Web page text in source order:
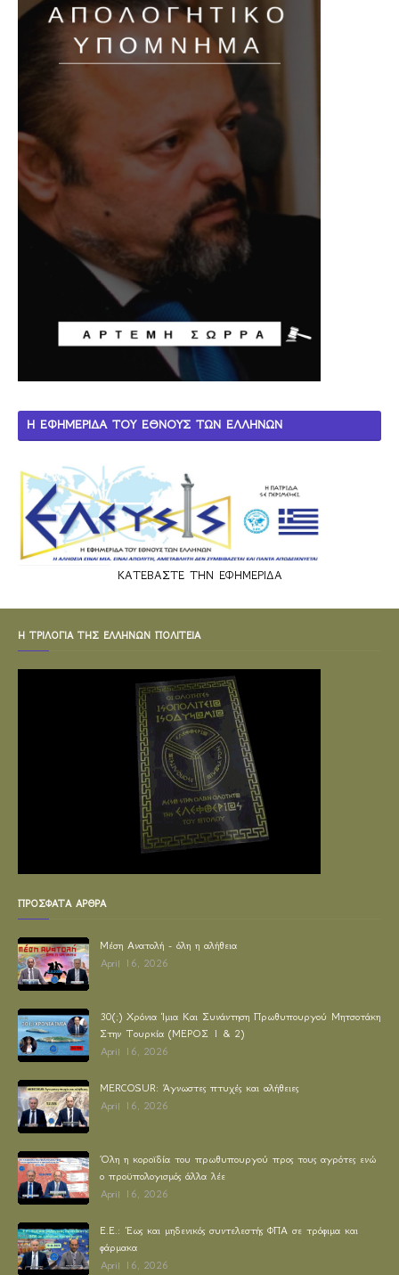
Η ΕΦΗΜΕΡΙΔΑ ΤΟΥ ΕΘΝΟΥΣ ΤΩΝ ΕΛΛΗΝΩΝ
ΚΑΤΕΒΑΣΤΕ ΤΗΝ ΕΦΗΜΕΡΙΔΑ
Η ΤΡΙΛΟΓΙΑ ΤΗΣ ΕΛΛΗΝΩΝ ΠΟΛΙΤΕΙΑ
ΠΡΟΣΦΑΤΑ ΑΡΘΡΑ
Μέση Ανατολή - όλη η αλήθεια
April 16, 2026
30(;) Χρόνια Ίμια Και Συνάντηση Πρωθυπουργού Μητσοτάκη
Στην Τουρκία (ΜΕΡΟΣ 1 & 2)
April 16, 2026
MERCOSUR: Άγνωστες πτυχές και αλήθειες
April 16, 2026
Όλη η κοροϊδία του πρωθυπουργού προς τους αγρότες ενώ
ο προϋπολογισμός άλλα λέε
April 16, 2026
E.E.: Έως και μηδενικός συντελεστής ΦΠΑ σε τρόφιμα και
φάρμακα
April 16, 2026